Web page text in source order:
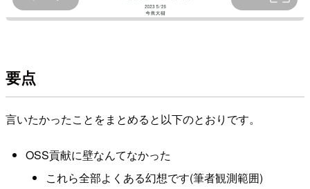
要点
言いたかったことをまとめると以下のとおりです。
OSS貢献に壁なんてなかった
これら全部よくある幻想です(筆者観測範囲)